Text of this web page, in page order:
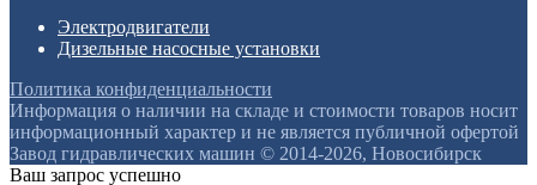
Электродвигатели
Дизельные насосные установки
Политика конфиденциальности
Информация о наличии на складе и стоимости товаров носит
информационный характер и не является публичной офертой
Завод гидравлических машин © 2014-2026, Новосибирск
Ваш запрос успешно